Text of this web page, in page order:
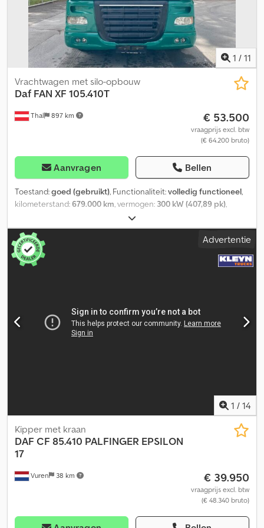
1 / 11
Thal 897 km
Vrachtwagen met silo-opbouw
Daf FAN XF 105.410T
€ 53.500
vraagprijs excl. btw
(€ 64.200 bruto)
Aanvragen Bellen
Toestand:goed (gebruikt), Functionaliteit:volledig functioneel,
kilometerstand:679.000 km, vermogen: 300 kW (407,89 pk),
, brandstoftype:
12.600 kg, maximaal laadgewicht:13.325 kg, totaalgewicht:26.000
kg, asconfiguratie: groen,
bestuurderscabine:
automatisch
37 m³,
genomen. Huidige lading: meel, griesmeel. Ook mogelijk: graan
(lossing ook via bodemlosklep). Tevens geschikt voor houtpellets.
Voor vragen graag bellen. Djdpfx Abswv T Tcezock
Advertentie
1 / 14
Vuren 38 km
Kipper met kraan
DAF CF 85.410 PALFINGER EPSILON
17
€ 39.950
vraagprijs excl. btw
(€ 48.340 bruto)